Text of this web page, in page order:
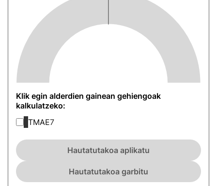
Klik egin alderdien gainean gehiengoak
kalkulatzeko:
TMAE7
Hautatutakoa aplikatu
Hautatutakoa garbitu